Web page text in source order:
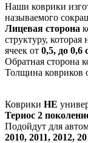
Наши коврики
называемого
Лицевая сторона
структуру,
ячеек от 0,5, до 0,6
Обратная сторона
Толщина ковриков
Коврики НЕ
Териос 2
Подойдут для
2010, 2011, 2012,